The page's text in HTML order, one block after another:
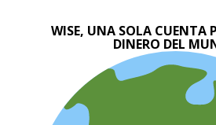
WISE, UNA SOLA CUENTA
DINERO DEL